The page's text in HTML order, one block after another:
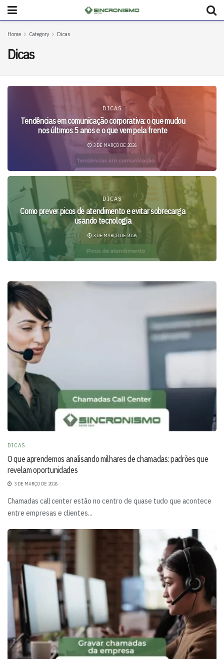
Home Category Dicas
Dicas
DICAS
Tendências em comunicação corporativa: o que mudou
nos últimos 5 anos e o que vem pela frente
3 DE MARÇO DE 2026
DICAS
Como prever picos de atendimento e evitar sobrecarga
usando tecnologia
3 DE MARÇO DE 2026
DICAS
O que aprendemos analisando milhares de chamadas: padrões que
revelam oportunidades
3 DE MARÇO DE 2026
Chamadas call center estão no centro de quase tudo que acontece
entre empresas e clientes...